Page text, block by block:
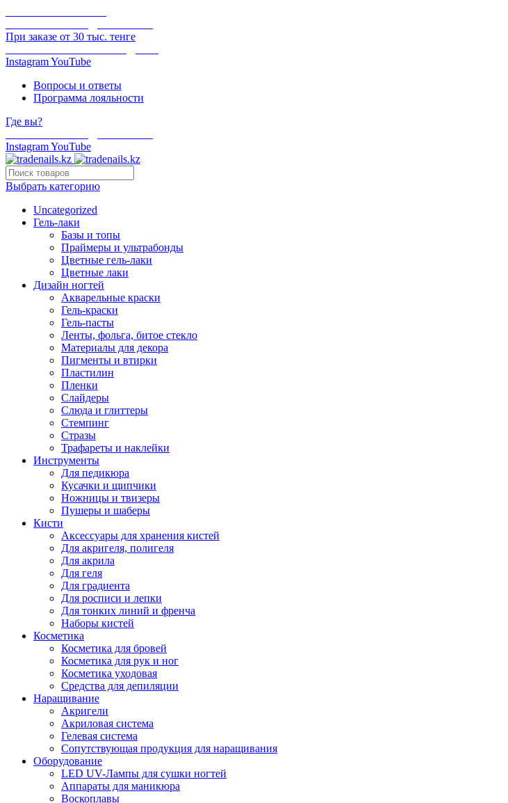
При заказе от 30 тыс. тенге
InstagramYouTube
Вопросы и ответы
Программа лояльности
Где вы?
InstagramYouTube
Выбрать категорию
Uncategorized
Гель-лаки
Базы и топы
Праймеры и ультрабонды
Цветные гель-лаки
Цветные лаки
Дизайн ногтей
Акварельные краски
Гель-краски
Гель-пасты
Ленты, фольга, битое стекло
Материалы для декора
Пигменты и втирки
Пластилин
Пленки
Слайдеры
Слюда и глиттеры
Стемпинг
Стразы
Трафареты и наклейки
Инструменты
Для педикюра
Кусачки и щипчики
Ножницы и твизеры
Пушеры и шаберы
Кисти
Аксессуары для хранения кистей
Для акригеля, полигеля
Для акрила
Для геля
Для градиента
Для росписи и лепки
Для тонких линий и френча
Наборы кистей
Косметика
Косметика для бровей
Косметика для рук и ног
Косметика уходовая
Средства для депиляции
Наращивание
Акригели
Акриловая система
Гелевая система
Сопутствующая продукция для наращивания
Оборудование
LED UV-Лампы для сушки ногтей
Аппараты для маникюра
Воскоплавы